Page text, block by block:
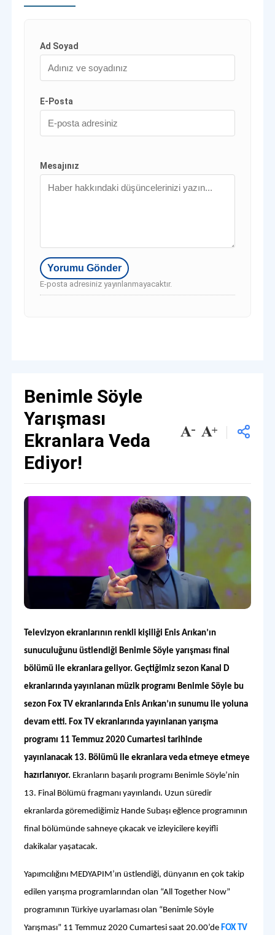
Ad Soyad
E-Posta
Mesajınız
E-posta adresiniz yayınlanmayacaktır.
Benimle Söyle
Yarışması
Ekranlara Veda
Ediyor!
Televizyon ekranlarının renkli kişiliği Enis Arıkan’ın
sunuculuğunu üstlendiği Benimle Söyle yarışması final
bölümü ile ekranlara geliyor. Geçtiğimiz sezon Kanal D
ekranlarında yayınlanan müzik programı Benimle Söyle bu
sezon Fox TV ekranlarında Enis Arıkan’ın sunumu ile yoluna
devam etti. Fox TV ekranlarında yayınlanan yarışma
programı 11 Temmuz 2020 Cumartesi tarihinde
yayınlanacak 13. Bölümü ile ekranlara veda etmeye etmeye
hazırlanıyor. Ekranların başarılı programı Benimle Söyle’nin
13. Final Bölümü fragmanı yayınlandı. Uzun süredir
ekranlarda göremediğimiz Hande Subaşı eğlence programının
final bölümünde sahneye çıkacak ve izleyicilere keyifli
dakikalar yaşatacak.
Yapımcılığını MEDYAPIM’ın üstlendiği, dünyanın en çok takip
edilen yarışma programlarından olan “All Together Now”
programının Türkiye uyarlaması olan “Benimle Söyle
Yarışması” 11 Temmuz 2020 Cumartesi saat 20.00’deFOX TV